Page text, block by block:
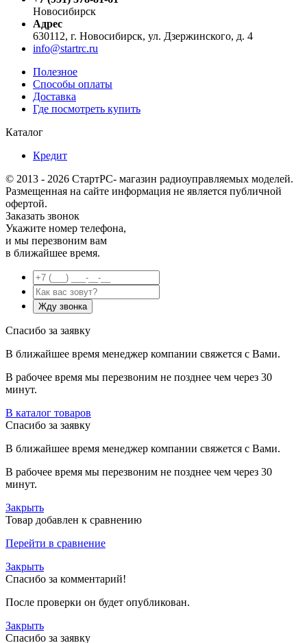
Новосибирск
Адрес
630112, г. Новосибирск, ул. Дзержинского, д. 4
info@startrc.ru
Полезное
Способы оплаты
Доставка
Где посмотреть купить
Каталог
Кредит
© 2013 - 2026 СтартРС- магазин радиоуправляемых моделей.
Размещенная на сайте информация не является публичной
офертой.
Заказать звонок
Укажите номер телефона,
и мы перезвоним вам
в ближайшее время.
Спасибо за заявку
В ближайшее время менеджер компании свяжется с Вами.
В рабочее время мы перезвоним не позднее чем через 30
минут.
В каталог товаров
Спасибо за заявку
В ближайшее время менеджер компании свяжется с Вами.
В рабочее время мы перезвоним не позднее чем через 30
минут.
Закрыть
Товар добавлен к сравнению
Перейти в сравнение
Закрыть
Спасибо за комментарий!
После проверки он будет опубликован.
Закрыть
Спасибо за заявку